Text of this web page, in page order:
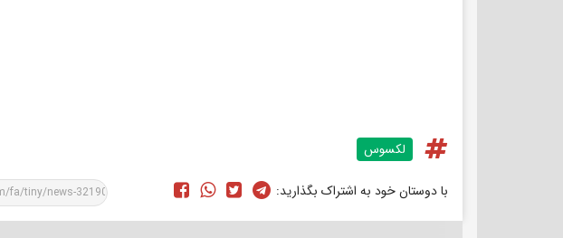
لکسوس
با دوستان خود به اشتراک بگذارید: